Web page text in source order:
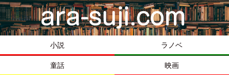
小説 ラノベ
童話 映画